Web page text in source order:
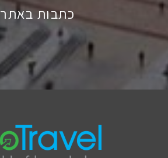
כתבות באתר